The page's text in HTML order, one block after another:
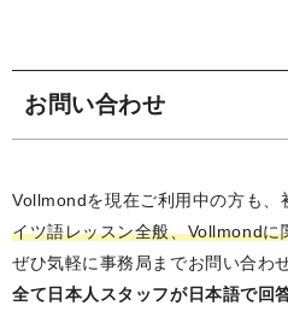
お問い合わせ
Vollmondを現在ご利用中の方も、
イツ語レッスン全般、Vollmondに
ぜひ気軽に事務局までお問い合わ
全て日本人スタッフが日本語で回